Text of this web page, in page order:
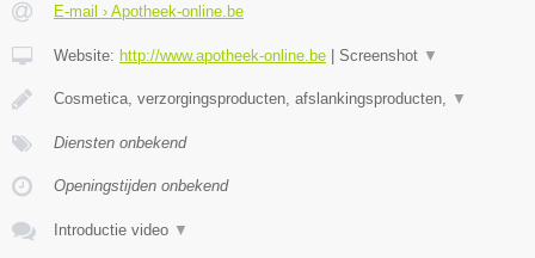
E-mail › Apotheek-online.be
Website: http://www.apotheek-online.be | Screenshot ▼
Cosmetica, verzorgingsproducten, afslankingsproducten, ▼
Diensten onbekend
Openingstijden onbekend
Introductie video ▼